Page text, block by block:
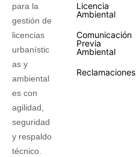
para la
gestión de
licencias
urbanístic
as y
ambiental
es con
agilidad,
seguridad
y respaldo
técnico.
Licencia
Ambiental
Comunicación
Previa
Ambiental
Reclamaciones